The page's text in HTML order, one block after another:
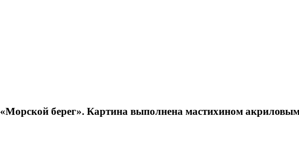
«Морской берег». Картина выполнена мастихином